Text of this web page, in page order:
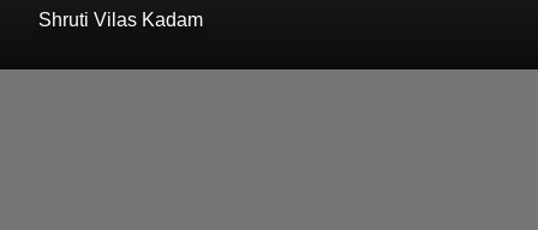
Shruti Vilas Kadam